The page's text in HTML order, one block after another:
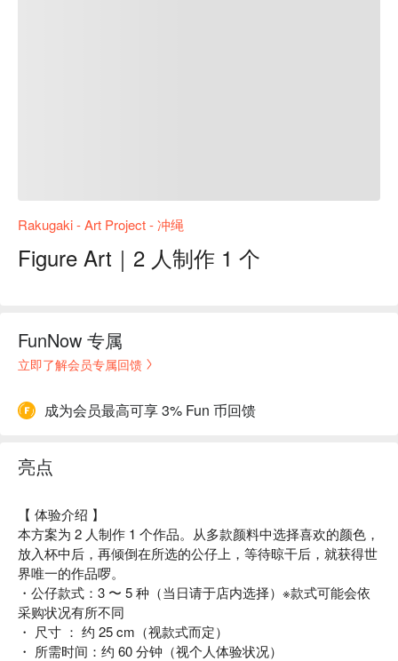
Rakugaki - Art Project - 冲绳
Figure Art｜2 人制作 1 个
FunNow 专属
立即了解会员专属回馈
成为会员最高可享 3% Fun 币回馈
亮点
【 体验介绍 】
本方案为 2 人制作 1 个作品。从多款颜料中选择喜欢的颜色，
放入杯中后，再倾倒在所选的公仔上，等待晾干后，就获得世
界唯一的作品啰。
・公仔款式：3 〜 5 种（当日请于店内选择）※款式可能会依
采购状况有所不同
・ 尺寸 ： 约 25 cm（视款式而定）
・ 所需时间：约 60 分钟（视个人体验状况）